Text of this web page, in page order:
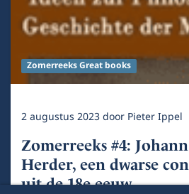
Zomerreeks Great books
2 augustus 2023door Pieter Ippel
Zomerreeks #4:
Herder, een dwarse
uit de 18e eeuw